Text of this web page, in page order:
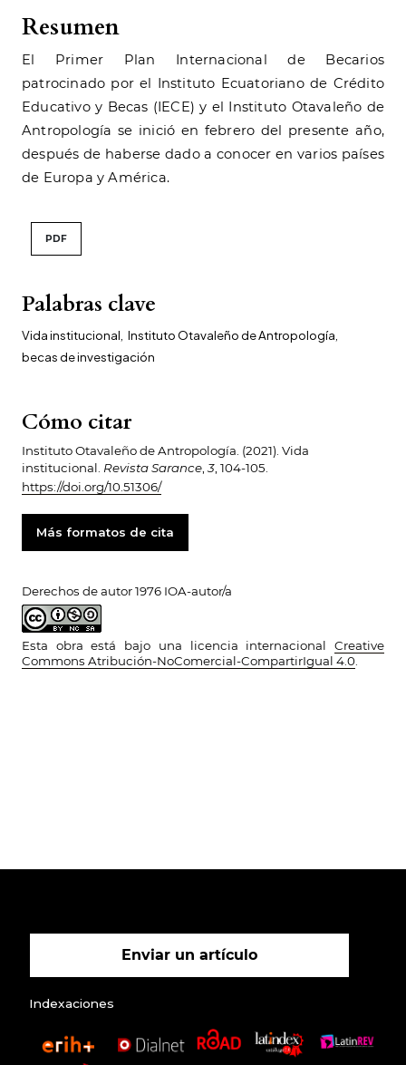
Palabras clave
Vida institucional, Instituto Otavaleño de Antropología,
becas de investigación
Derechos de autor 1976 IOA-autor/a
Esta obra está bajo una licencia internacional Creative
Commons Atribución-NoComercial-CompartirIgual 4.0.
Cómo citar
Instituto Otavaleño de Antropología. (2021). Vida
institucional. Revista Sarance, 3, 104-105.
https://doi.org/10.51306/
Más formatos de cita
Resumen
El Primer Plan Internacional de Becarios
patrocinado por el Instituto Ecuatoriano de Crédito
Educativo y Becas (IECE) y el Instituto Otavaleño de
Antropología se inició en febrero del presente año,
después de haberse dado a conocer en varios países
de Europa y América.
PDF
Enviar un artículo
Indexaciones